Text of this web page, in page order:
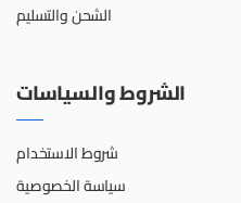
الشحن والتسليم
الشروط والسياسات
شروط الاستخدام
سياسة الخصوصية